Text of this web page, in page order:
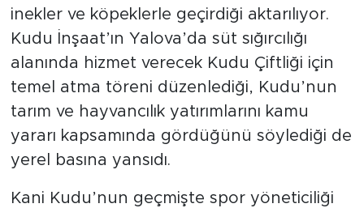
inekler ve köpeklerle geçirdiği aktarılıyor.
Kudu İnşaat’ın Yalova’da süt sığırcılığı
alanında hizmet verecek Kudu Çiftliği için
temel atma töreni düzenlediği, Kudu’nun
tarım ve hayvancılık yatırımlarını kamu
yararı kapsamında gördüğünü söylediği de
yerel basına yansıdı.
Kani Kudu’nun geçmişte spor yöneticiliği